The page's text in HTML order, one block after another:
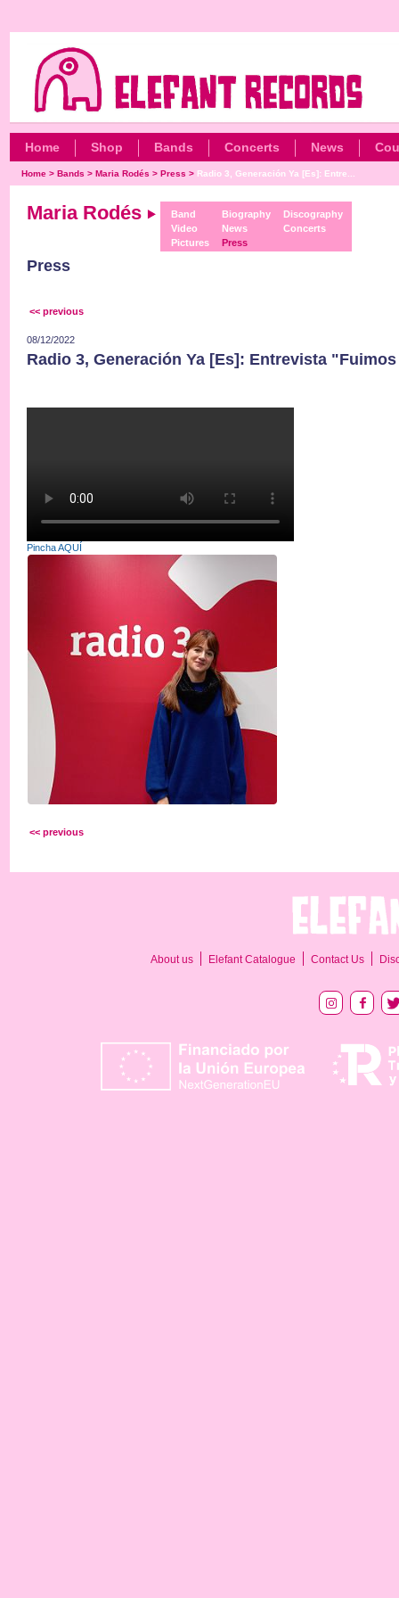
Home Shop Bands Concerts News
Home> Bands > Maria Rodés > Press > Radio 3, Generación Ya [Es]: Entre...
Maria Rodés
Band
Video
Pictures
Biography
News
Press
Discography
Concerts
Press
<< previous
08/12/2022
Radio 3, Generación Ya [Es]: Entrevista
Pincha AQUÍ
<< previous
About us Elefant Catalogue Contact Us